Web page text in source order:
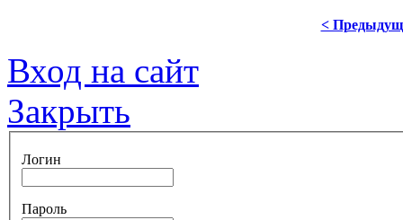
<
Вход на сайт
Закрыть
Логин
Пароль